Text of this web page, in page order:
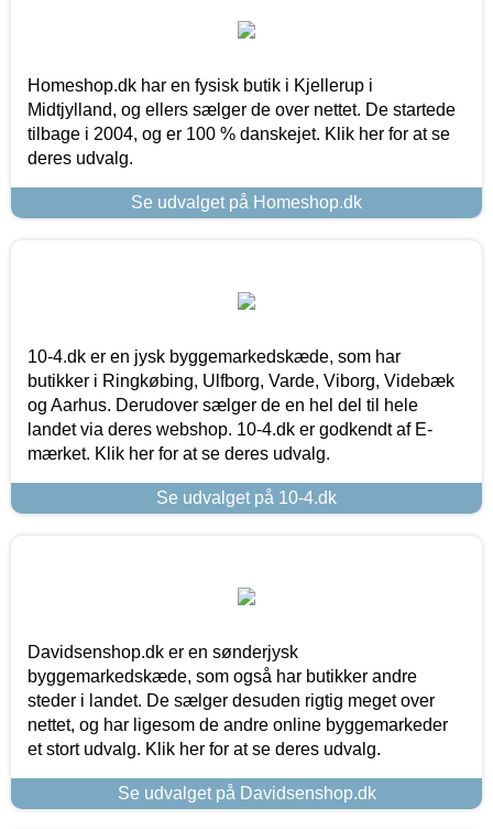
Homeshop.dk har en fysisk butik i Kjellerup i
Midtjylland, og ellers sælger de over nettet. De startede
tilbage i 2004, og er 100 % danskejet. Klik her for at se
deres udvalg.
Se udvalget på Homeshop.dk
10-4.dk er en jysk byggemarkedskæde, som har
butikker i Ringkøbing, Ulfborg, Varde, Viborg, Videbæk
og Aarhus. Derudover sælger de en hel del til hele
landet via deres webshop. 10-4.dk er godkendt af E-
mærket. Klik her for at se deres udvalg.
Se udvalget på 10-4.dk
Davidsenshop.dk er en sønderjysk
byggemarkedskæde, som også har butikker andre
steder i landet. De sælger desuden rigtig meget over
nettet, og har ligesom de andre online byggemarkeder
et stort udvalg. Klik her for at se deres udvalg.
Se udvalget på Davidsenshop.dk